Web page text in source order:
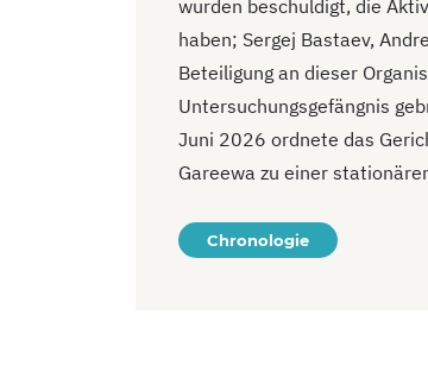
wurden beschuldigt, die
haben; Sergej Bastaev,
Beteiligung an dieser
Untersuchungsgefängnis
Juni 2026 ordnete das
Gareewa zu einer
Chronologie